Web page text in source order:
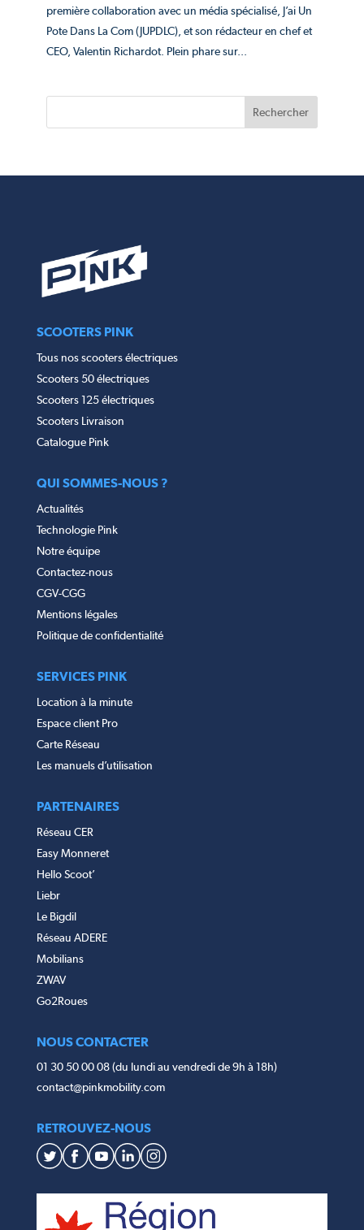
première collaboration avec un média spécialisé, J’ai Un
Pote Dans La Com (JUPDLC), et son rédacteur en chef et
CEO, Valentin Richardot. Plein phare sur...
SCOOTERS PINK
Tous nos scooters électriques
Scooters 50 électriques
Scooters 125 électriques
Scooters Livraison
Catalogue Pink
QUI SOMMES-NOUS ?
Actualités
Technologie Pink
Notre équipe
Contactez-nous
CGV-CGG
Mentions légales
Politique de confidentialité
SERVICES PINK
Location à la minute
Espace client Pro
Carte Réseau
Les manuels d’utilisation
PARTENAIRES
Réseau CER
Easy Monneret
Hello Scoot’
Liebr
Le Bigdil
Réseau ADERE
Mobilians
ZWAV
Go2Roues
NOUS CONTACTER
01 30 50 00 08 (du lundi au vendredi de 9h à 18h)
contact@pinkmobility.com
RETROUVEZ-NOUS